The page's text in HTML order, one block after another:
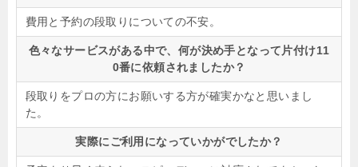
費用と予約の段取りについての不安。
色々なサービスがある中で、何が決め手となって片付け11
0番に依頼されましたか？
段取りをプロの方にお願いする方が確実かなと思いまし
た。
実際にご利用になっていかがでしたか？